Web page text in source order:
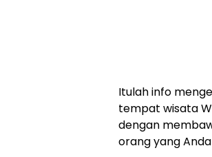
Itulah info
tempat wisata
dengan
orang yang